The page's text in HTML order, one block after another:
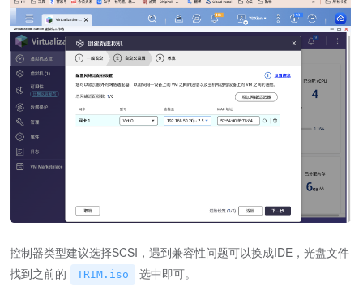
控制器类型建议选择SCSI，遇到兼容性问题可以换成IDE，光盘文件
找到之前的
TRIM.iso 选中即可。